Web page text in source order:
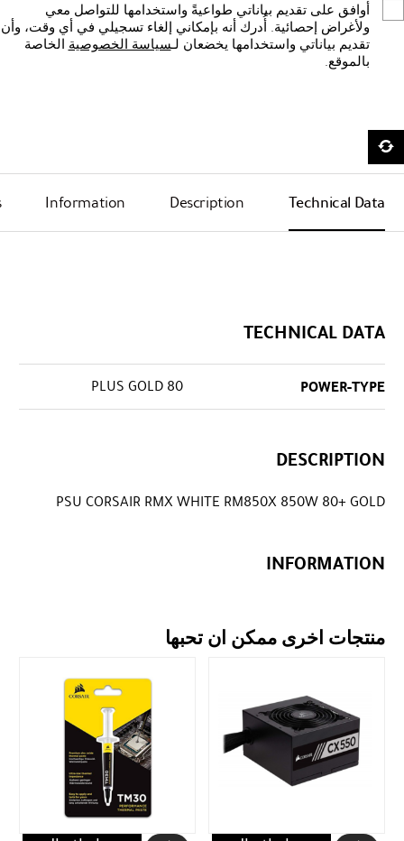
أوافق على تقديم بياناتي طواعيةً واستخدامها للتواصل معي
ولأغراض إحصائية. أُدرك أنه بإمكاني إلغاء تسجيلي في أي وقت، وأن
تقديم بياناتي واستخدامها يخضعان لـسياسة الخصوصية الخاصة
بالموقع.
Technical Data
Description
Information
TECHNICAL DATA
POWER-TYPE
80 PLUS GOLD
DESCRIPTION
PSU CORSAIR RMX WHITE RM850X 850W 80+ GOLD
INFORMATION
منتجات اخرى ممكن ان تحبها